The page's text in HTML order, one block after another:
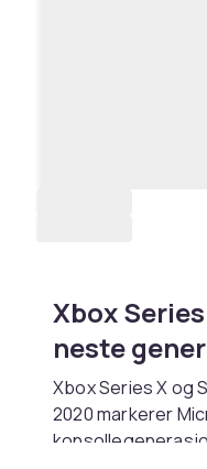
Xbox Series
neste
Xbox Series X og
2020 markerer